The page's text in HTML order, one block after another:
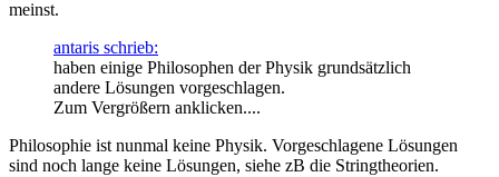
meinst.
antaris schrieb:
haben einige Philosophen der Physik grundsätzlich
andere Lösungen vorgeschlagen.
Zum Vergrößern anklicken....
Philosophie ist nunmal keine Physik. Vorgeschlagene Lösungen
sind noch lange keine Lösungen, siehe zB die Stringtheorien.